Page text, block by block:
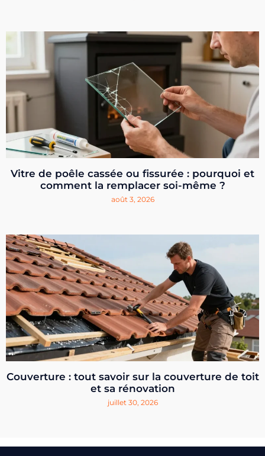
Vitre de poêle cassée ou fissurée : pourquoi et
comment la remplacer soi-même ?
août 3, 2026
Couverture : tout savoir sur la couverture de toit
et sa rénovation
juillet 30, 2026